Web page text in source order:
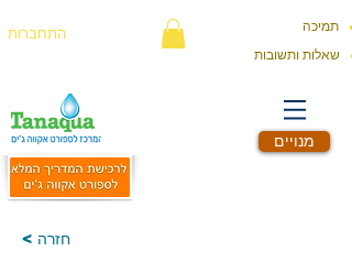
התחברות
שאלות ותשובות
תמיכה
מנויים
< חזרה